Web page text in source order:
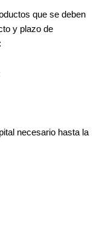
que se deben
y plazo de
necesario hasta la